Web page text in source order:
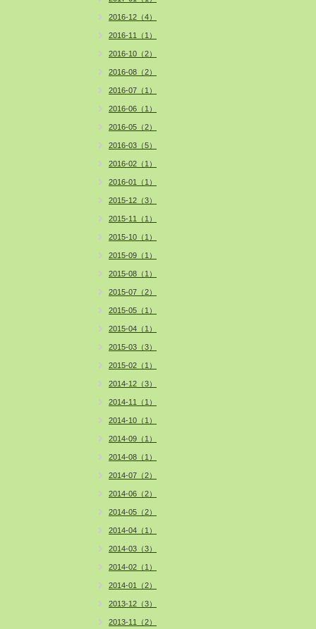
2016-12（4）
2016-11（1）
2016-10（2）
2016-08（2）
2016-07（1）
2016-06（1）
2016-05（2）
2016-03（5）
2016-02（1）
2016-01（1）
2015-12（3）
2015-11（1）
2015-10（1）
2015-09（1）
2015-08（1）
2015-07（2）
2015-05（1）
2015-04（1）
2015-03（3）
2015-02（1）
2014-12（3）
2014-11（1）
2014-10（1）
2014-09（1）
2014-08（1）
2014-07（2）
2014-06（2）
2014-05（2）
2014-04（1）
2014-03（3）
2014-02（1）
2014-01（2）
2013-12（3）
2013-11（2）